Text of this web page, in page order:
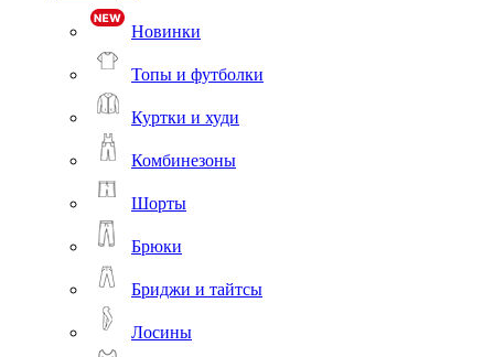
Новинки
Топы и футболки
Куртки и худи
Комбинезоны
Шорты
Брюки
Бриджи и тайтсы
Лосины